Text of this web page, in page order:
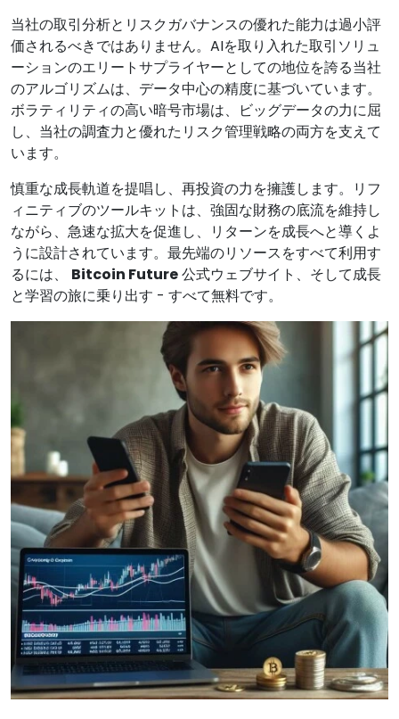
当社の取引分析とリスクガバナンスの優れた能力は過小評
価されるべきではありません。AIを取り入れた取引ソリュ
ーションのエリートサプライヤーとしての地位を誇る当社
のアルゴリズムは、データ中心の精度に基づいています。
ボラティリティの高い暗号市場は、ビッグデータの力に屈
し、当社の調査力と優れたリスク管理戦略の両方を支えて
います。
慎重な成長軌道を提唱し、再投資の力を擁護します。リフ
ィニティブのツールキットは、強固な財務の底流を維持し
ながら、急速な拡大を促進し、リターンを成長へと導くよ
うに設計されています。最先端のリソースをすべて利用す
るには、 Bitcoin Future公式ウェブサイト、そして成長
と学習の旅に乗り出す - すべて無料です。